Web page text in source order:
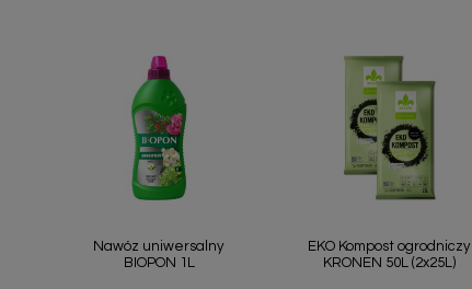
Nawóz uniwersalny
BIOPON 1L
EKO Kompost ogrodniczy
KRONEN 50L (2x25L)